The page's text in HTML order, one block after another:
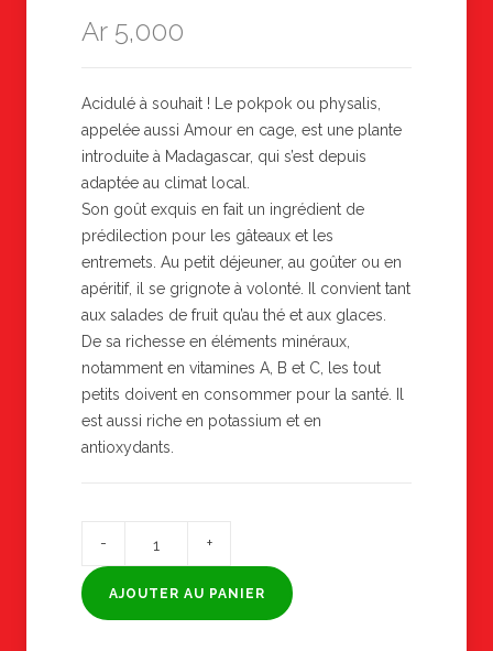
Ar 5,000
Acidulé à souhait ! Le pokpok ou physalis,
appelée aussi Amour en cage, est une plante
introduite à Madagascar, qui s’est depuis
adaptée au climat local.
Son goût exquis en fait un ingrédient de
prédilection pour les gâteaux et les
entremets. Au petit déjeuner, au goûter ou en
apéritif, il se grignote à volonté. Il convient tant
aux salades de fruit qu’au thé et aux glaces.
De sa richesse en éléments minéraux,
notamment en vitamines A, B et C, les tout
petits doivent en consommer pour la santé. Il
est aussi riche en potassium et en
antioxydants.
SÉCHÉ
AJOUTER AU PANIER